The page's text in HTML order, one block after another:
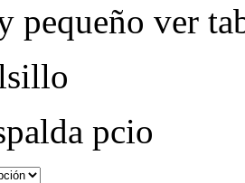
pequeño ver
pcio